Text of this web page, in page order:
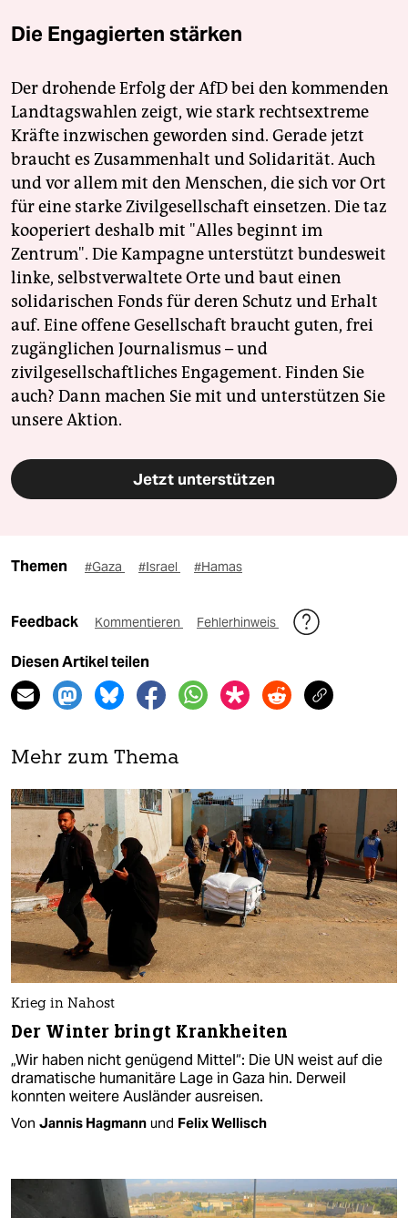
Die Engagierten stärken
Der drohende Erfolg der AfD bei den kommenden
Landtagswahlen zeigt, wie stark rechtsextreme
Kräfte inzwischen geworden sind. Gerade jetzt
braucht es Zusammenhalt und Solidarität. Auch
und vor allem mit den Menschen, die sich vor Ort
für eine starke Zivilgesellschaft einsetzen. Die taz
kooperiert deshalb mit "Alles beginnt im
Zentrum". Die Kampagne unterstützt bundesweit
linke, selbstverwaltete Orte und baut einen
solidarischen Fonds für deren Schutz und Erhalt
auf. Eine offene Gesellschaft braucht guten, frei
zugänglichen Journalismus – und
zivilgesellschaftliches Engagement. Finden Sie
auch? Dann machen Sie mit und unterstützen Sie
unsere Aktion.
Jetzt unterstützen
Themen #Gaza #Israel #Hamas
Feedback Kommentieren Fehlerhinweis
Diesen Artikel teilen
Mehr zum Thema
Krieg in Nahost
Der Winter bringt Krankheiten
„Wir haben nicht genügend Mittel“: Die UN weist auf die
dramatische humanitäre Lage in Gaza hin. Derweil
konnten weitere Ausländer ausreisen.
Von Jannis Hagmann und Felix Wellisch